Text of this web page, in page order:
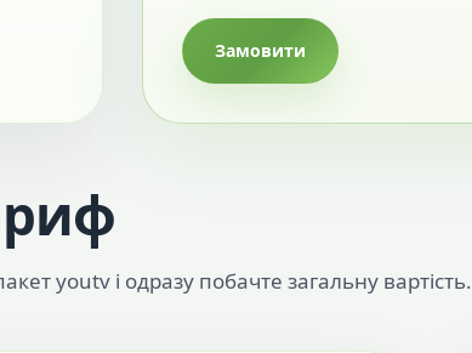
Замовити
youtv і одразу побачте загальну вартість.